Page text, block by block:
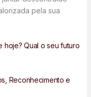
pela sua
hoje? Qual o seu futuro
Reconhecimento e